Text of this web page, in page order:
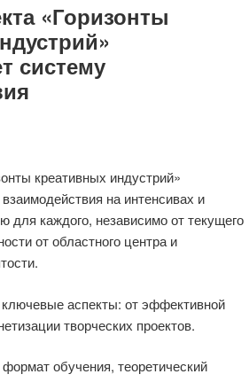
«Горизонты
систему
креативных индустрий»
на интенсивах и
для каждого, независимо от текущего
от областного центра и
аспекты: от эффективной
творческих проектов.
обучения, теоретический